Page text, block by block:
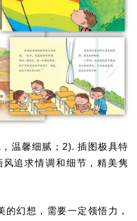
温馨细腻；2). 插图极具特
追求情调和细节，精美隽
的幻想，需要一定领悟力，